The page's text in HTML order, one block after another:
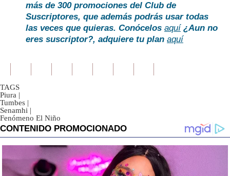
más de 300 promociones del Club de
Suscriptores, que además podrás usar todas
las veces que quieras. Conócelos aquí ¿Aun no
eres suscriptor?, adquiere tu plan aquí
TAGS
Piura |
Tumbes |
Senamhi |
Fenómeno El Niño